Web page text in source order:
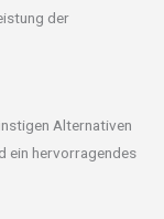
der
Alternativen
ein hervorragendes